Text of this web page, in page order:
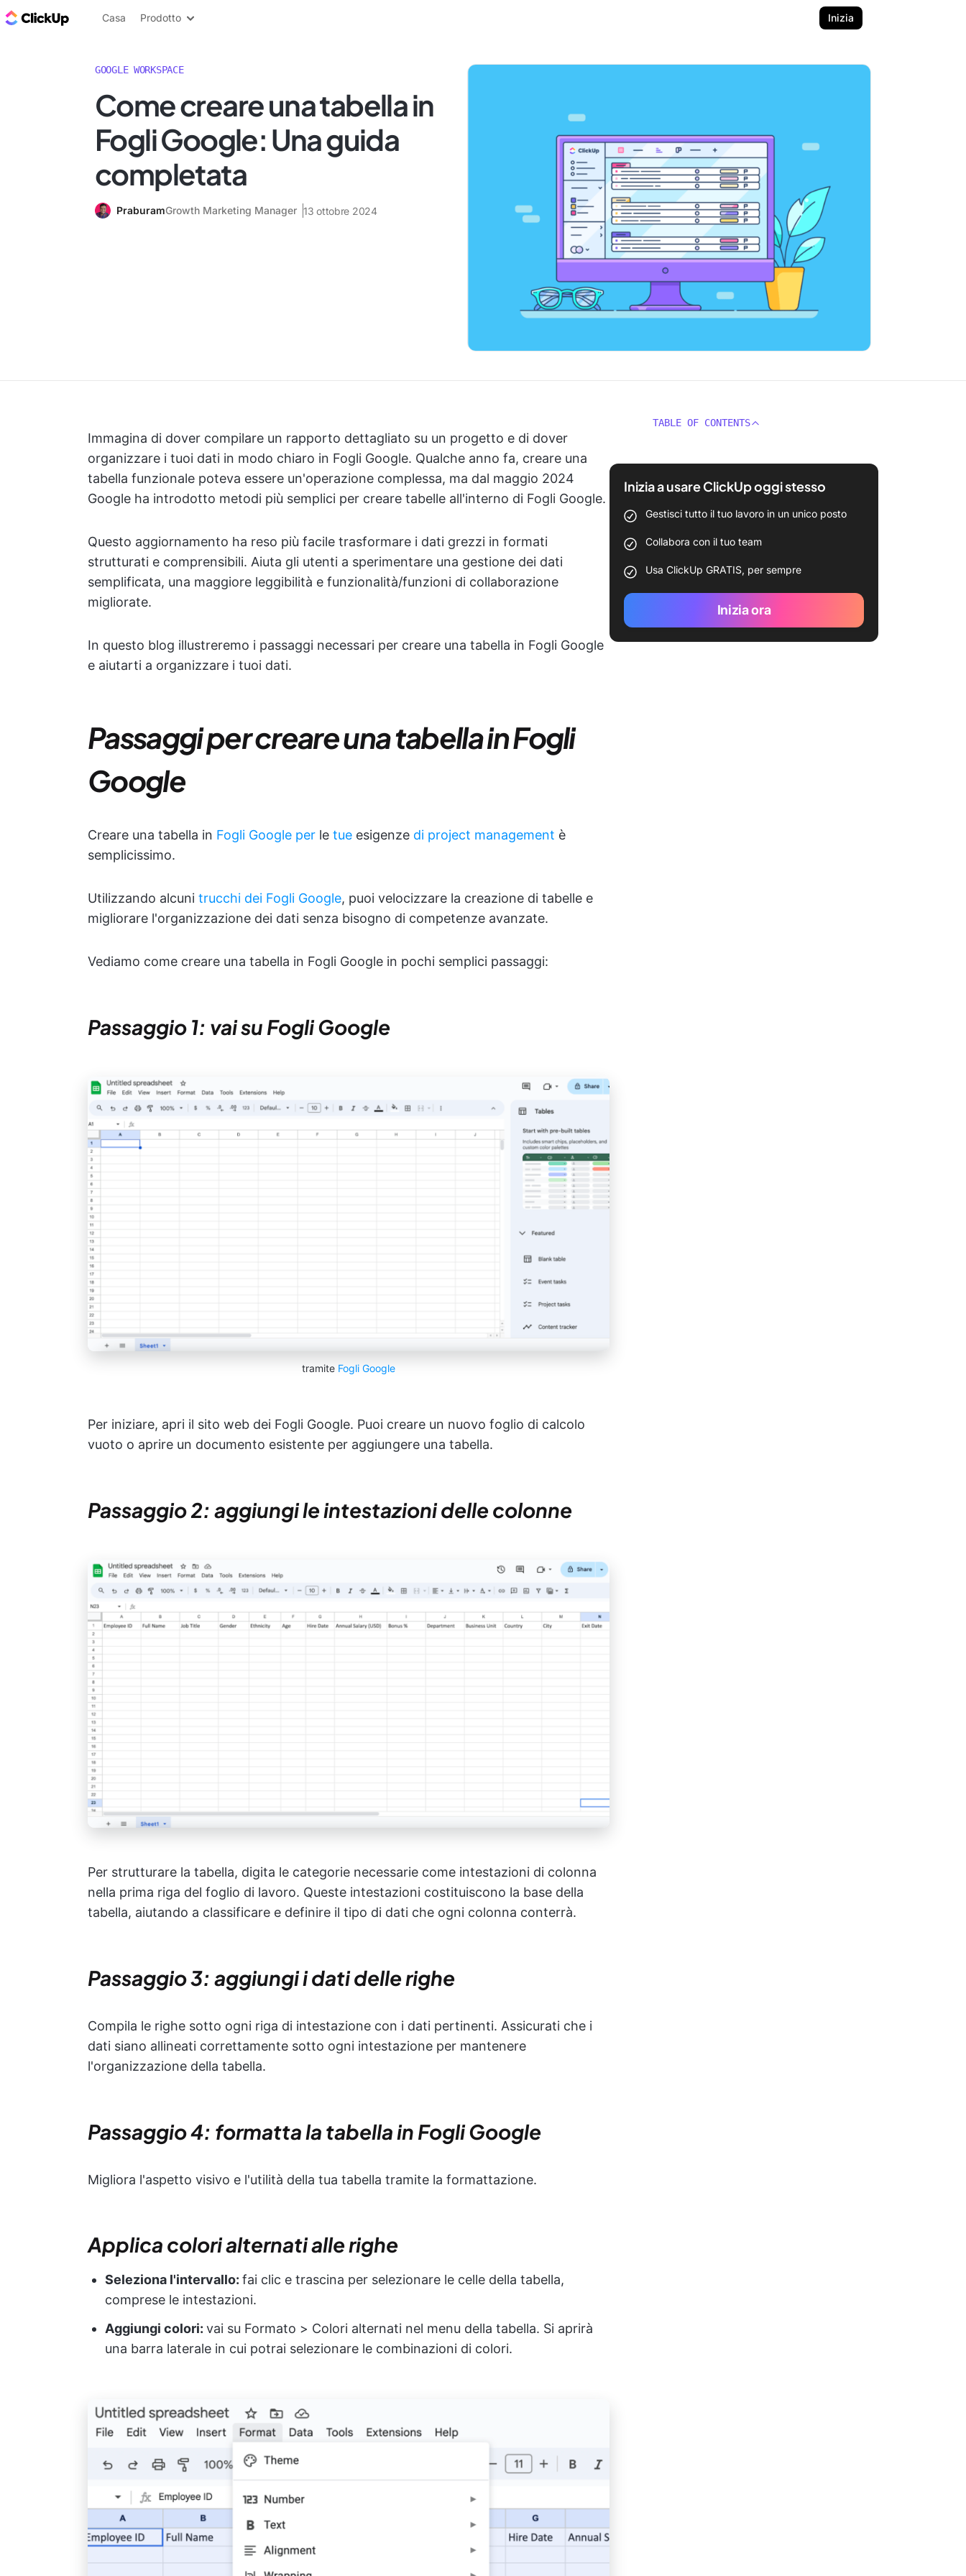
Blog di ClickUp
Casa Prodotto Inizia
GOOGLE WORKSPACE
Come creare una tabella in
Fogli Google: Una guida
completata
PraburamGrowth Marketing Manager 13 ottobre 2024
Immagina di dover compilare un rapporto dettagliato su un progetto e di dover
organizzare i tuoi dati in modo chiaro in Fogli Google. Qualche anno fa, creare una
tabella funzionale poteva essere un'operazione complessa, ma dal maggio 2024
Google ha introdotto metodi più semplici per creare tabelle all'interno di Fogli Google.
Questo aggiornamento ha reso più facile trasformare i dati grezzi in formati
strutturati e comprensibili. Aiuta gli utenti a sperimentare una gestione dei dati
semplificata, una maggiore leggibilità e funzionalità/funzioni di collaborazione
migliorate.
In questo blog illustreremo i passaggi necessari per creare una tabella in Fogli Google
e aiutarti a organizzare i tuoi dati.
Passaggi per creare una tabella in Fogli
Google
Creare una tabella in Fogli Google per le tue esigenze di project management è
semplicissimo.
Utilizzando alcuni trucchi dei Fogli Google, puoi velocizzare la creazione di tabelle e
migliorare l'organizzazione dei dati senza bisogno di competenze avanzate.
Vediamo come creare una tabella in Fogli Google in pochi semplici passaggi:
Passaggio 1: vai su Fogli Google
tramite Fogli Google
Per iniziare, apri il sito web dei Fogli Google. Puoi creare un nuovo foglio di calcolo
vuoto o aprire un documento esistente per aggiungere una tabella.
Passaggio 2: aggiungi le intestazioni delle colonne
Per strutturare la tabella, digita le categorie necessarie come intestazioni di colonna
nella prima riga del foglio di lavoro. Queste intestazioni costituiscono la base della
tabella, aiutando a classificare e definire il tipo di dati che ogni colonna conterrà.
Passaggio 3: aggiungi i dati delle righe
Compila le righe sotto ogni riga di intestazione con i dati pertinenti. Assicurati che i
dati siano allineati correttamente sotto ogni intestazione per mantenere
l'organizzazione della tabella.
Passaggio 4: formatta la tabella in Fogli Google
Migliora l'aspetto visivo e l'utilità della tua tabella tramite la formattazione.
Applica colori alternati alle righe
Seleziona l'intervallo: fai clic e trascina per selezionare le celle della tabella,
comprese le intestazioni.
Aggiungi colori: vai su Formato > Colori alternati nel menu della tabella. Si aprirà
una barra laterale in cui potrai selezionare le combinazioni di colori.
TABLE OF CONTENTS
Inizia a usare ClickUp oggi stesso
Gestisci tutto il tuo lavoro in un unico posto
Collabora con il tuo team
Usa ClickUp GRATIS, per sempre
Inizia ora